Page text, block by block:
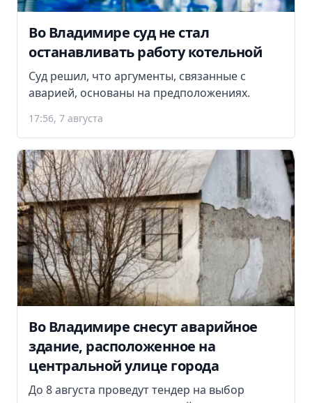
Во Владимире суд не стал
останавливать работу котельной
Суд решил, что аргументы, связанные с
аварией, основаны на предположениях.
17:56, 7 августа
Во Владимире снесут аварийное
здание, расположенное на
центральной улице города
До 8 августа проведут тендер на выбор